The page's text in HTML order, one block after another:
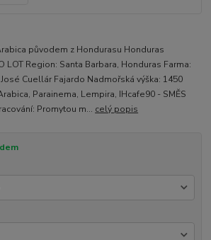
původem z Hondurasu Honduras
LOT Region: Santa Barbara, Honduras Farma:
Cuellár Fajardo Nadmořská výška: 1450
Parainema, Lempira, IHcafe90 - SMĚS
Promytou m... celý popis